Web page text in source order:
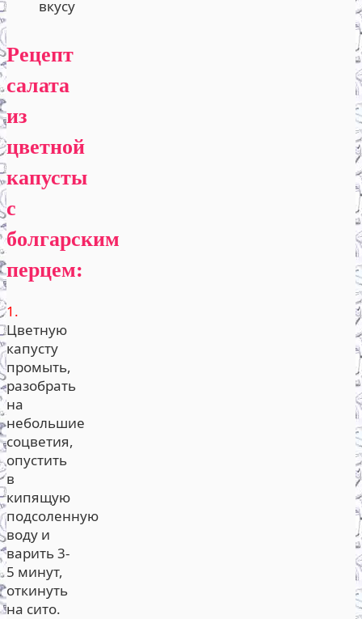
вкусу
Рецепт
салата
из
цветной
капусты
с
болгарским
перцем:
1.
Цветную
капусту
промыть,
разобрать
на
небольшие
соцветия,
опустить
в
кипящую
подсоленную
воду и
варить 3-
5 минут,
откинуть
на сито.